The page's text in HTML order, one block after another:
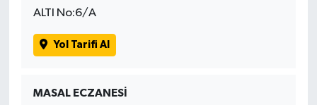
ALTI No:6/A
Yol Tarifi Al
MASAL ECZANESİ